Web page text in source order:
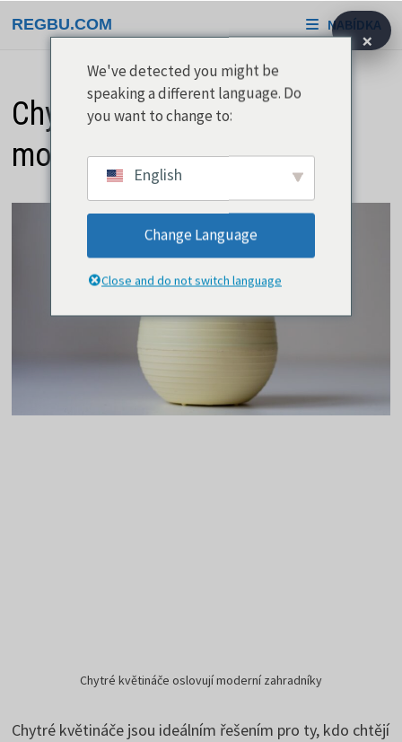
na
REGBU.COM NABÍDKA
Chytré květináče oslovují
moderní zahradníky
Chytré květináče oslovují moderní zahradníky
Chytré květináče jsou ideálním řešením pro ty, kdo chtějí
×
We've detected you might be
speaking a different language. Do
you want to change to:
English
Change Language
Close and do not switch language